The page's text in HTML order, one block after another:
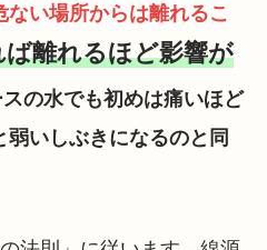
ない場所からは離れるこ
ば離れるほど影響が
の水でも初めは痛いほど
いしぶきになるのと同